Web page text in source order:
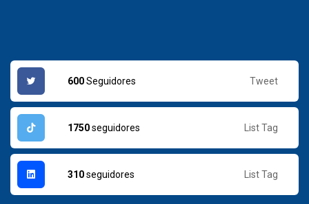
600Seguidores Tweet
1750seguidores List Tag
310seguidores List Tag